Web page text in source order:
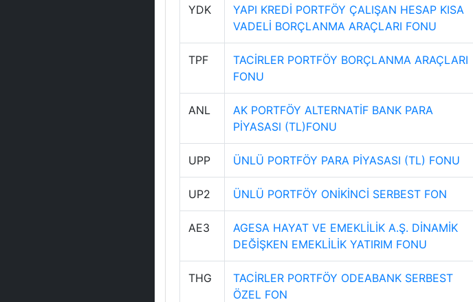
YDK
YAPI KREDİ PORTFÖY ÇALIŞAN HESAP KISA
VADELİ BORÇLANMA ARAÇLARI FONU
TPF
TACİRLER PORTFÖY BORÇLANMA ARAÇLARI
FONU
ANL
AK PORTFÖY ALTERNATİF BANK PARA
PİYASASI (TL)FONU
UPP ÜNLÜ PORTFÖY PARA PİYASASI (TL) FONU
UP2 ÜNLÜ PORTFÖY ONİKİNCİ SERBEST FON
AE3
AGESA HAYAT VE EMEKLİLİK A.Ş. DİNAMİK
DEĞİŞKEN EMEKLİLİK YATIRIM FONU
THG
TACİRLER PORTFÖY ODEABANK SERBEST
ÖZEL FON